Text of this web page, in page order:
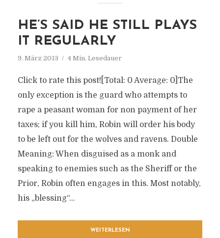
HE’S SAID HE STILL PLAYS
IT REGULARLY
9. März 2013 4 Min. Lesedauer
Click to rate this post![Total: 0 Average: 0]The
only exception is the guard who attempts to
rape a peasant woman for non payment of her
taxes; if you kill him, Robin will order his body
to be left out for the wolves and ravens. Double
Meaning: When disguised as a monk and
speaking to enemies such as the Sheriff or the
Prior, Robin often engages in this. Most notably,
his „blessing“...
WEITERLESEN